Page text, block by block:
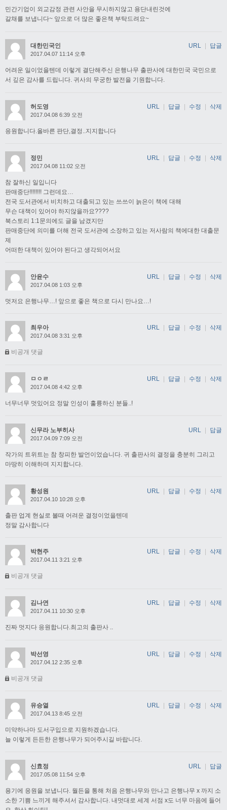
민간기업이 외교감정 관련 사안을 무시하지않고 용단내린것에
갈채를 보냅니다~ 앞으로 더 많은 좋은책 부탁드려요~
대한민국인
2017.04.07 11:14 오후
어려운 일이었을텐데 이렇게 결단해주신 은행나무 출판사에 대한민국 국민으로
서 깊은 감사를 드립니다. 귀사의 무궁한 발전을 기원합니다.
URL 답글
허도영
2017.04.08 6:39 오전
응원합니다.올바른 판단,결정..지지합니다
URL 답글 수정 삭제
정민
2017.04.08 11:02 오전
참 잘하신 일입니다
판매중단!!!!!!!! 그런데요…
전국 도서관에서 비치하고 대출되고 있는 쓰쓰이 늙은이 책에 대해
무슨 대책이 있어야 하지않을까요????
북스토리 1:1문의에도 글을 남겼지만
판매중단에 의미를 더해 전국 도서관에 소장하고 있는 저사람의 책에대한 대출문
제
어떠한 대책이 있어야 된다고 생각되어서요
URL | 답글 | 수정 | 삭제
안윤수
2017.04.08 1:03 오후
멋저요 은행나무…! 앞으로 좋은 책으로 다시 만나요…!
URL | 답글 | 수정 | 삭제
최우아
2017.04.08 3:31 오후
비공개 댓글
URL 답글 수정 삭제
ㅁㅇㄹ
2017.04.08 4:42 오후
너무너무 멋있어요 정말 인성이 훌륭하신 분들..!
URL 답글 수정 삭제
신무라 노부히사
2017.04.09 7:09 오전
작가의 트위트는 참 창피한 발언이었습니다. 귀 출판사의 결정을 충분히 그리고
마땅히 이해하며 지지합니다.
URL | 답글
황성원
2017.04.10 10:28 오후
출판 업계 현실로 볼때 어려운 결정이었을텐데
정말 감사합니다
URL | 답글 | 수정 | 삭제
박현주
2017.04.11 3:21 오후
비공개 댓글
URL 답글 수정 삭제
김나연
2017.04.11 10:30 오후
진짜 멋지다 응원합니다.최고의 출판사 ..
URL 답글 수정 삭제
박선영
2017.04.12 2:35 오후
비공개 댓글
URL 답글 수정 삭제
유승열
2017.04.13 8:45 오전
미약하나마 도서구입으로 지원하겠습니다.
늘 이렇게 든든한 은행나무가 되어주시길 바랍니다.
URL | 답글 | 수정 | 삭제
신효정
2017.05.08 11:54 오후
용기에 응원을 보냅니다. 월든을 통해 처음 은행나무와 만나고 은행나무 x 까지 소
소한 기쁨 느끼게 해주셔서 감사합니다. 내멋대로 세계 서점 x도 너무 마음에 들어
URL | 답글